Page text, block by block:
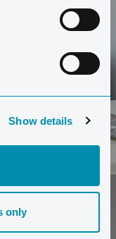
Show details
only
näher